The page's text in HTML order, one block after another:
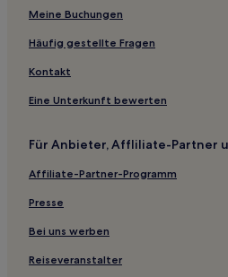
Haustierfreundliche in Como
Lgbtqia-Freundliche nahe Via
Boutique- nahe Via Torino
Haustierfreundliche nahe Via
Romantische in Centro Storico
Hotels mit Wellnessbereich in
Hotels mit Küchenzeile in
Familien in Sesto San Giovanni
Familien in Brunate
Meine Buchungen
Häufig gestellte Fragen
Kontakt
Eine Unterkunft bewerten
Für Anbieter, Affliliate-Partner
Affiliate-Partner-Programm
Presse
Bei uns werben
Reiseveranstalter